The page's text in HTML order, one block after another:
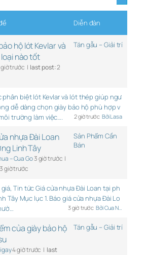
Diễn đàn
hộ lót Kevlar và
nào tốt
trước | last post:2
Tán gẫu – Giải trí
phân biệt lót Kevlar và lót thép giúp ngư
dễ dàng chọn giày bảo hộ phù hợp v
trường làm việc….
2 giờ trước Bởi Lasa
nhựa Đài Loan
Linh Tây
– Cua Go3 giờ trước |
3 giờ trước
Sản Phẩm Cần
Bán
giá, Tin tức Giá cửa nhựa Đài Loan tại ph
cửa nhựa Đài Lo
3 giờ trước Bởi Cua N…
của giày bảo hộ
4 giờ trước | last
Tán gẫu – Giải trí